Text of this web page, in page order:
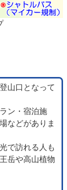
山口となって
ン・宿泊施
などがありま
で訪れる人も
岳や高山植物